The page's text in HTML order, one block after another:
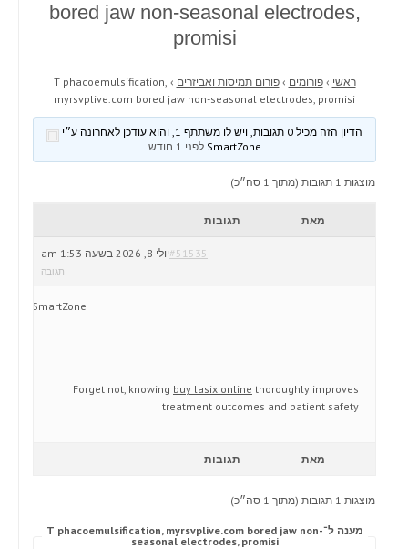
bored jaw non-seasonal electrodes,
promisi
ראשי › פורומים › פורום תמיסות ואביזרים ›
T phacoemulsification,
myrsvplive.com bored jaw non-seasonal electrodes, promisi
הדיון הזה מכיל 0 תגובות, ויש לו משתתף 1, והוא עודכן לאחרונה ע״י
לפני 1 חודש .
מוצגות 1 תגובות (מתוך 1 סה״כ)
מאת תגובות
יולי 8, 2026 בשעה 1:53 am#51535
תגובה
SmartZone
Forget not, knowing buy lasix online thoroughly improves
treatment outcomes and patient safety
מאת תגובות
מוצגות 1 תגובות (מתוך 1 סה״כ)
מענה ל־T phacoemulsification, myrsvplive.com bored jaw non-
seasonal electrodes, promisi